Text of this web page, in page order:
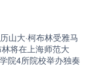
山大·柯布林受雅马
将在上海师范大
院4所院校举办独奏